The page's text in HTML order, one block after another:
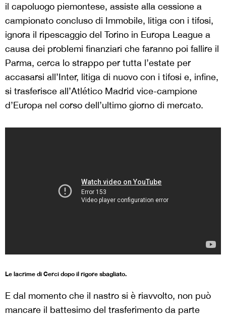
il capoluogo piemontese, assiste alla cessione a
campionato concluso di Immobile, litiga con i tifosi,
ignora il ripescaggio del Torino in Europa League a
causa dei problemi finanziari che faranno poi fallire il
Parma, cerca lo strappo per tutta l’estate per
accasarsi all’Inter, litiga di nuovo con i tifosi e, infine,
si trasferisce all’Atlético Madrid vice-campione
d’Europa nel corso dell’ultimo giorno di mercato.
Le lacrime di Cerci dopo il rigore sbagliato.
E dal momento che il nastro si è riavvolto, non può
mancare il battesimo del trasferimento da parte